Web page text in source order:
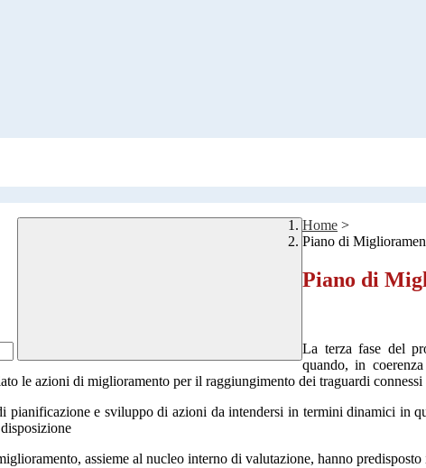
Home >
Piano di
Piano di
La terza fase del
quando, in
le azioni di miglioramento per il raggiungimento dei traguardi
pianificazione e sviluppo di azioni da intendersi in termini dinamici in
assieme al nucleo interno di valutazione, hanno